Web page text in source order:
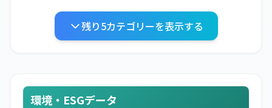
廃棄
残り5カテゴリーを表示する
環境・ESGデータ